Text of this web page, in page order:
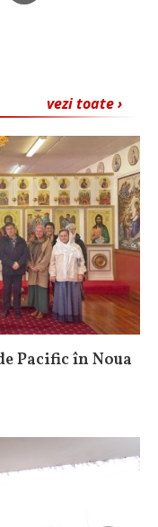
vezi toate ›
Pacific în Noua